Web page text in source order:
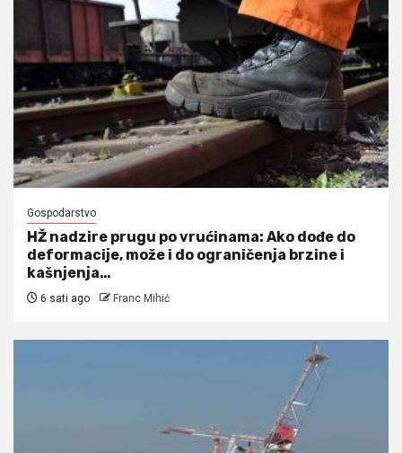
Gospodarstvo
HŽ nadzire prugu po vrućinama: Ako dođe do
deformacije, može i do ograničenja brzine i
kašnjenja…
6 sati ago Franc Mihić